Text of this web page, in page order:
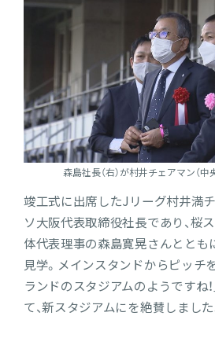
森島社長（右）が村井チェアマン（中
竣工式に出席したJリーグ村井満
ソ大阪代表取締役社長であり、桜
体代表理事の森島寛晃さんととも
見学。メインスタンドからピッチ
ランドのスタジアムのようですね
て、新スタジアムにを絶賛しました